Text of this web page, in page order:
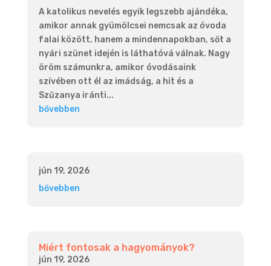
A katolikus nevelés egyik legszebb ajándéka,
amikor annak gyümölcsei nemcsak az óvoda
falai között, hanem a mindennapokban, sőt a
nyári szünet idején is láthatóvá válnak. Nagy
öröm számunkra, amikor óvodásaink
szívében ott él az imádság, a hit és a
Szűzanya iránti...
bővebben
jún 19, 2026
bővebben
Miért fontosak a hagyományok?
jún 19, 2026